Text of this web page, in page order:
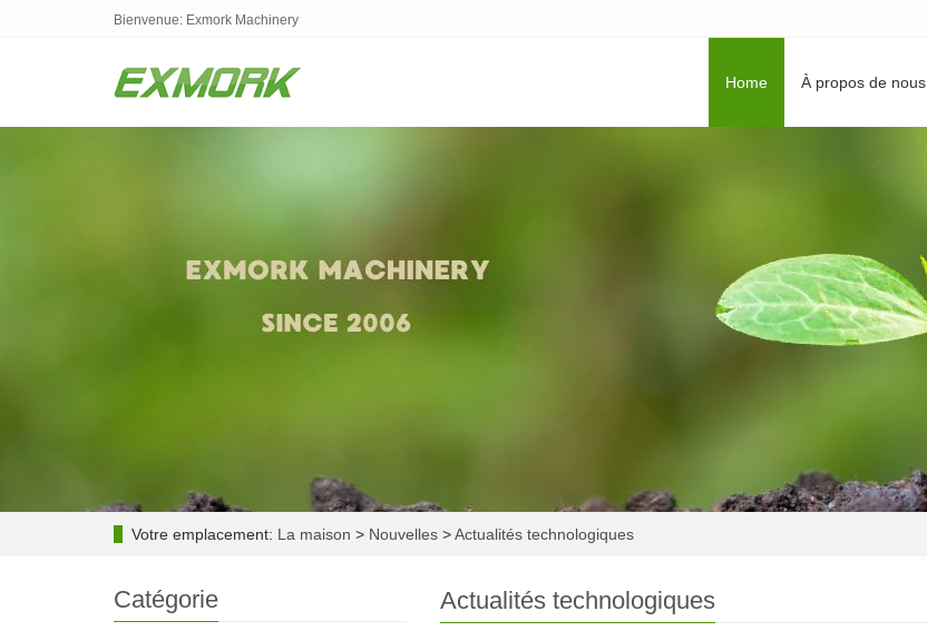
Bienvenue: Exmork Machinery
Home À propos de nous
Votre emplacement: La maison > Nouvelles >Actualités technologiques
Actualités technologiques
Catégorie